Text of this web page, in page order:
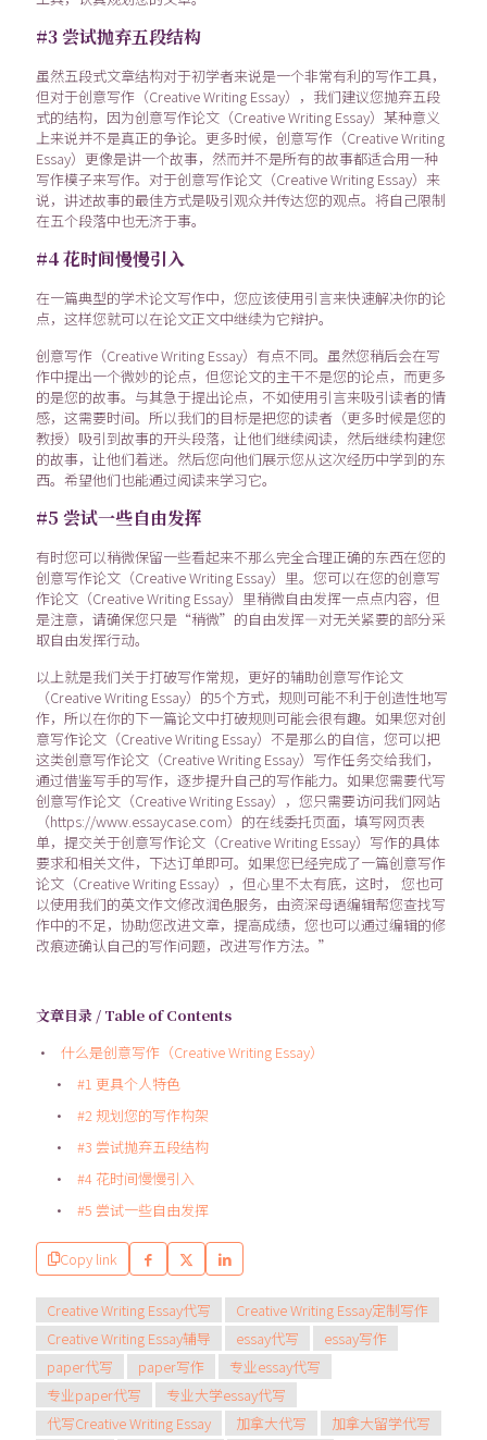
#3 尝试抛弃五段结构
虽然五段式文章结构对于初学者来说是一个非常有利的写作工具，
但对于创意写作（Creative Writing Essay），我们建议您抛弃五段
式的结构，因为创意写作论文（Creative Writing Essay）某种意义
上来说并不是真正的争论。更多时候，创意写作（Creative Writing
Essay）更像是讲一个故事，然而并不是所有的故事都适合用一种
写作模子来写作。对于创意写作论文（Creative Writing Essay）来
说，讲述故事的最佳方式是吸引观众并传达您的观点。将自己限制
在五个段落中也无济于事。
#4 花时间慢慢引入
在一篇典型的学术论文写作中，您应该使用引言来快速解决你的论
点，这样您就可以在论文正文中继续为它辩护。
创意写作（Creative Writing Essay）有点不同。虽然您稍后会在写
作中提出一个微妙的论点，但您论文的主干不是您的论点，而更多
的是您的故事。与其急于提出论点，不如使用引言来吸引读者的情
感，这需要时间。所以我们的目标是把您的读者（更多时候是您的
教授）吸引到故事的开头段落，让他们继续阅读，然后继续构建您
的故事，让他们着迷。然后您向他们展示您从这次经历中学到的东
西。希望他们也能通过阅读来学习它。
#5 尝试一些自由发挥
有时您可以稍微保留一些看起来不那么完全合理正确的东西在您的
创意写作论文（Creative Writing Essay）里。您可以在您的创意写
作论文（Creative Writing Essay）里稍微自由发挥一点点内容，但
是注意，请确保您只是“稍微”的自由发挥—对无关紧要的部分采
取自由发挥行动。
以上就是我们关于打破写作常规，更好的辅助创意写作论文
（Creative Writing Essay）的5个方式，规则可能不利于创造性地写
作，所以在你的下一篇论文中打破规则可能会很有趣。如果您对创
意写作论文（Creative Writing Essay）不是那么的自信，您可以把
这类创意写作论文（Creative Writing Essay）写作任务交给我们，
通过借鉴写手的写作，逐步提升自己的写作能力。如果您需要代写
创意写作论文（Creative Writing Essay），您只需要访问我们网站
（https://www.essaycase.com）的在线委托页面，填写网页表
单，提交关于创意写作论文（Creative Writing Essay）写作的具体
要求和相关文件，下达订单即可。如果您已经完成了一篇创意写作
论文（Creative Writing Essay），但心里不太有底，这时， 您也可
以使用我们的英文作文修改润色服务，由资深母语编辑帮您查找写
作中的不足，协助您改进文章，提高成绩，您也可以通过编辑的修
改痕迹确认自己的写作问题，改进写作方法。”
文章目录 / Table of Contents
什么是创意写作（Creative Writing Essay）
#1 更具个人特色
#2 规划您的写作构架
#3 尝试抛弃五段结构
#4 花时间慢慢引入
#5 尝试一些自由发挥
Copy link
Creative Writing Essay代写
Creative Writing Essay定制写作
Creative Writing Essay辅导
essay代写
essay写作
paper代写
paper写作
专业essay代写
专业paper代写
专业大学essay代写
代写Creative Writing Essay
加拿大代写
加拿大留学代写